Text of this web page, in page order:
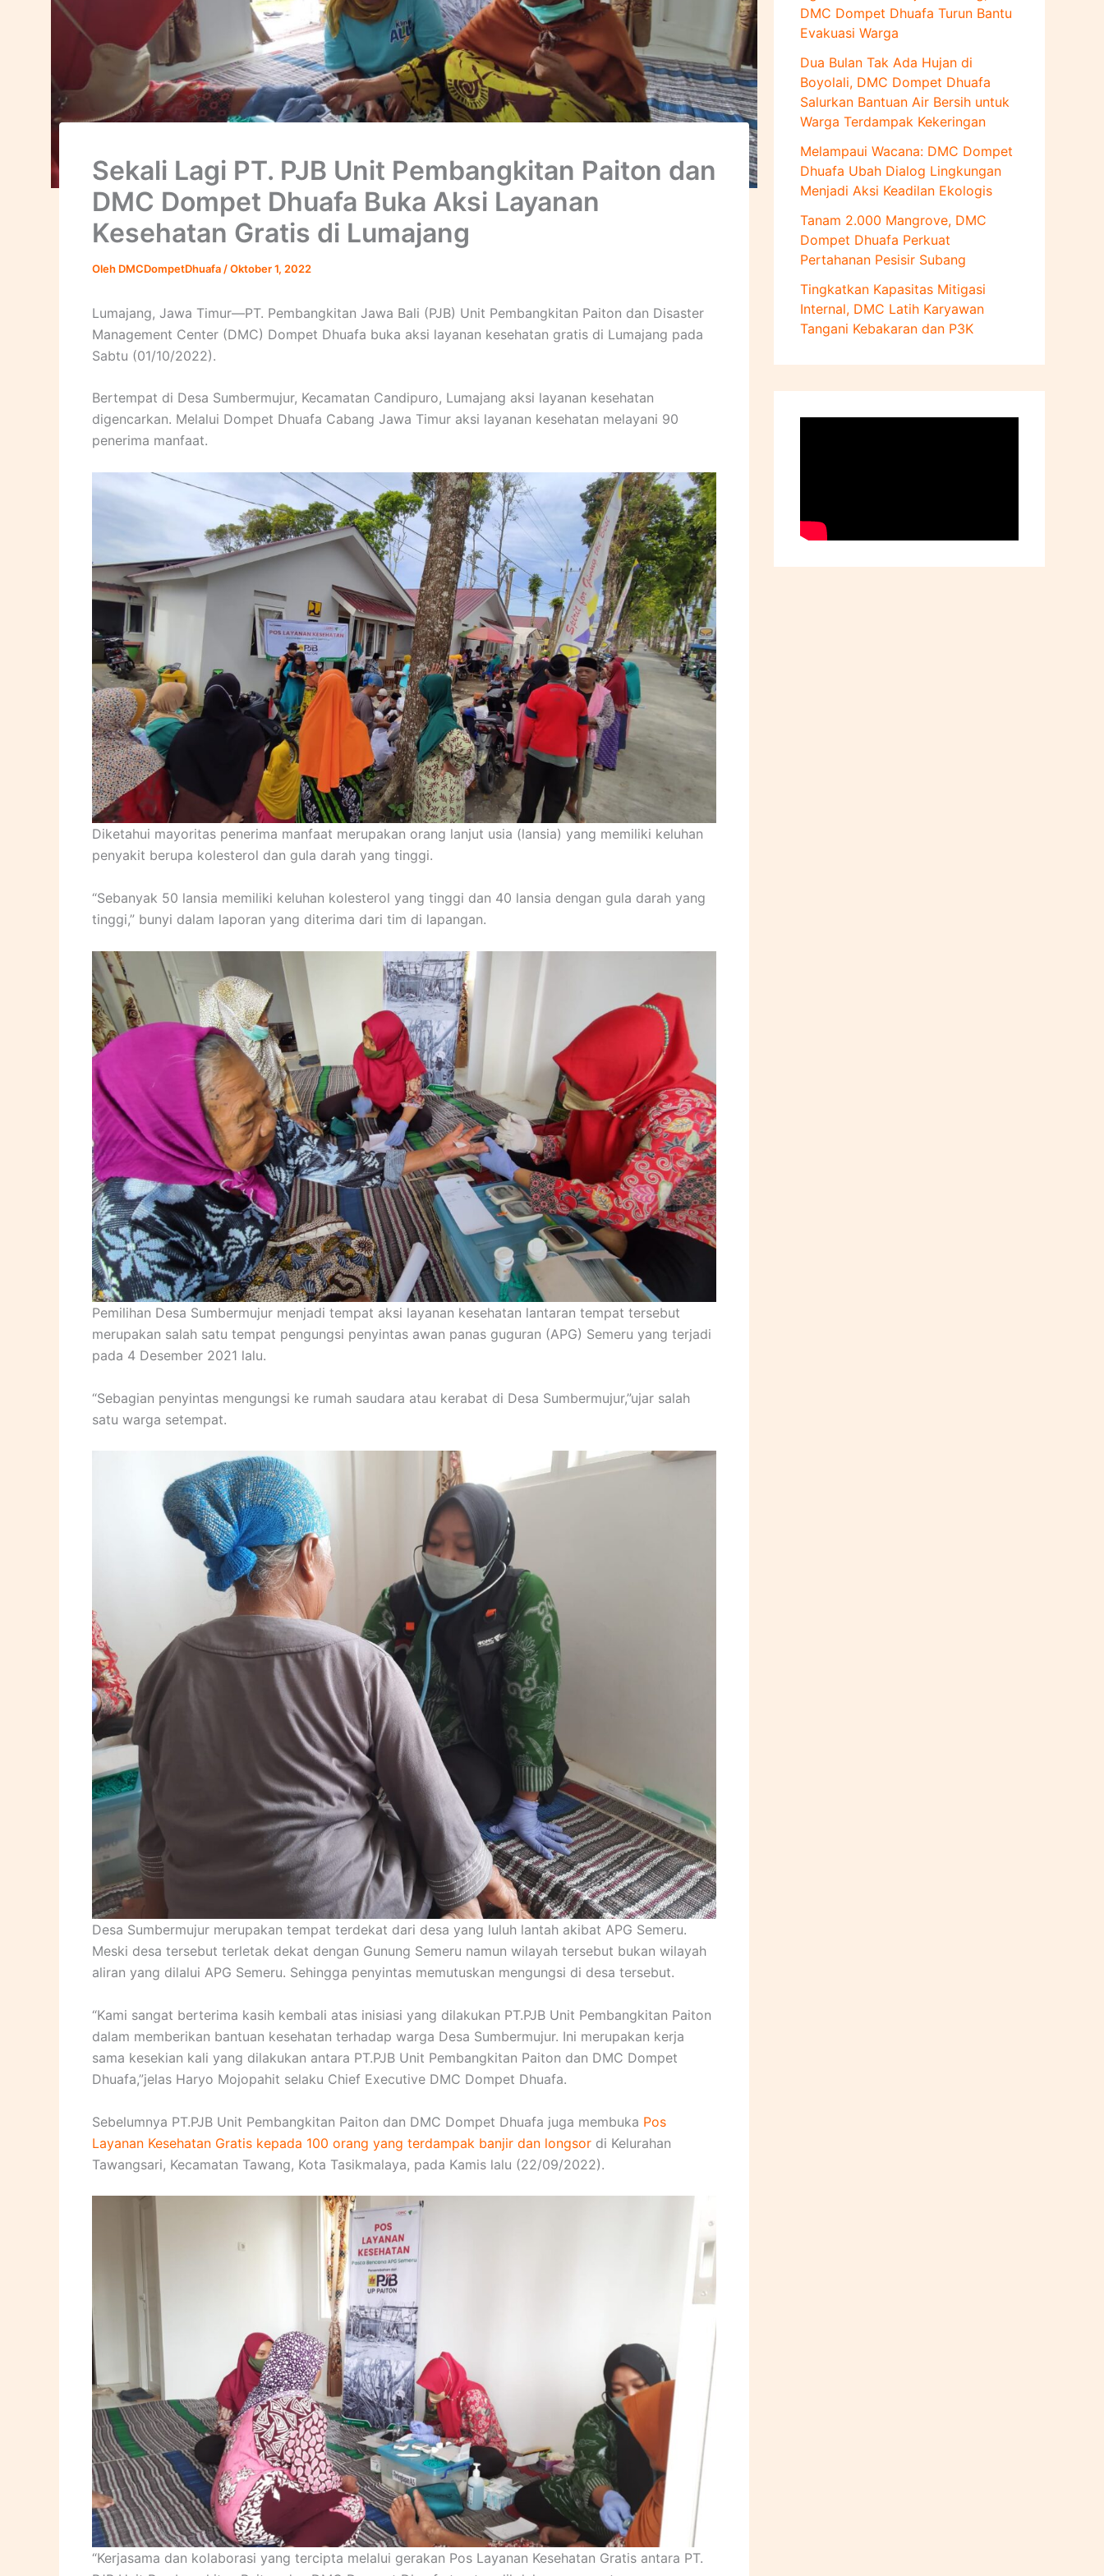
Sekali Lagi PT. PJB Unit Pembangkitan Paiton dan
DMC Dompet Dhuafa Buka Aksi Layanan
Kesehatan Gratis di Lumajang
Oleh DMCDompetDhuafa /Oktober 1, 2022
Lumajang, Jawa Timur—PT. Pembangkitan Jawa Bali (PJB) Unit Pembangkitan Paiton dan Disaster
Management Center (DMC) Dompet Dhuafa buka aksi layanan kesehatan gratis di Lumajang pada
Sabtu (01/10/2022).
Bertempat di Desa Sumbermujur, Kecamatan Candipuro, Lumajang aksi layanan kesehatan
digencarkan. Melalui Dompet Dhuafa Cabang Jawa Timur aksi layanan kesehatan melayani 90
penerima manfaat.
Diketahui mayoritas penerima manfaat merupakan orang lanjut usia (lansia) yang memiliki keluhan
penyakit berupa kolesterol dan gula darah yang tinggi.
“Sebanyak 50 lansia memiliki keluhan kolesterol yang tinggi dan 40 lansia dengan gula darah yang
tinggi,” bunyi dalam laporan yang diterima dari tim di lapangan.
Pemilihan Desa Sumbermujur menjadi tempat aksi layanan kesehatan lantaran tempat tersebut
merupakan salah satu tempat pengungsi penyintas awan panas guguran (APG) Semeru yang terjadi
pada 4 Desember 2021 lalu.
“Sebagian penyintas mengungsi ke rumah saudara atau kerabat di Desa Sumbermujur,”ujar salah
satu warga setempat.
Desa Sumbermujur merupakan tempat terdekat dari desa yang luluh lantah akibat APG Semeru.
Meski desa tersebut terletak dekat dengan Gunung Semeru namun wilayah tersebut bukan wilayah
aliran yang dilalui APG Semeru. Sehingga penyintas memutuskan mengungsi di desa tersebut.
“Kami sangat berterima kasih kembali atas inisiasi yang dilakukan PT.PJB Unit Pembangkitan Paiton
dalam memberikan bantuan kesehatan terhadap warga Desa Sumbermujur. Ini merupakan kerja
sama kesekian kali yang dilakukan antara PT.PJB Unit Pembangkitan Paiton dan DMC Dompet
Dhuafa,”jelas Haryo Mojopahit selaku Chief Executive DMC Dompet Dhuafa.
Sebelumnya PT.PJB Unit Pembangkitan Paiton dan DMC Dompet Dhuafa juga membuka Pos
Layanan Kesehatan Gratis kepada 100 orang yang terdampak banjir dan longsor di Kelurahan
Tawangsari, Kecamatan Tawang, Kota Tasikmalaya, pada Kamis lalu (22/09/2022).
“Kerjasama dan kolaborasi yang tercipta melalui gerakan Pos Layanan Kesehatan Gratis antara PT.
k
:
DMC Dompet Dhuafa Turun Bantu
Evakuasi Warga
Dua Bulan Tak Ada Hujan di
Boyolali, DMC Dompet Dhuafa
Salurkan Bantuan Air Bersih untuk
Warga Terdampak Kekeringan
Melampaui Wacana: DMC Dompet
Dhuafa Ubah Dialog Lingkungan
Menjadi Aksi Keadilan Ekologis
Tanam 2.000 Mangrove, DMC
Dompet Dhuafa Perkuat
Pertahanan Pesisir Subang
Tingkatkan Kapasitas Mitigasi
Internal, DMC Latih Karyawan
Tangani Kebakaran dan P3K